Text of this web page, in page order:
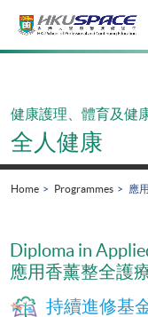
Main
健康護理、體育及健
全人健康
Home Programmes 應
Diploma in
應用香薰整全護
持續進修基